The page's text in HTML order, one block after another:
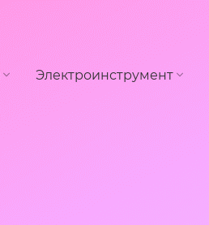
Электроинструмент